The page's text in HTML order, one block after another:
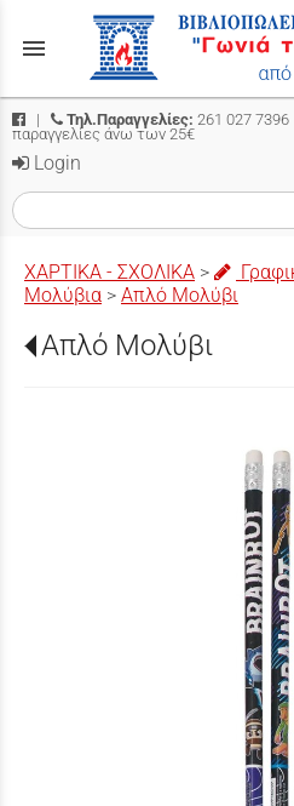
menu
| Τηλ.Παραγγελίες: 261 027 7396
παραγγελίες άνω των 25€
Login
ΧΑΡΤΙΚΑ - ΣΧΟΛΙΚΑ >
Μολύβια > Απλό Μολύβι
Απλό Μολύβι